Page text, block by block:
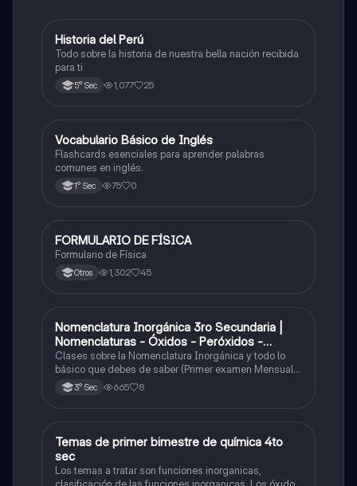
Ciencias Sociales
Historia del Perú
Todo sobre la historia de nuestra bella nación recibida
para ti
5° Sec 1,077 25
VInglés
Vocabulario Básico de Inglés
Flashcards esenciales para aprender palabras
comunes en inglés.
1° Sec 75 0
Física
FORMULARIO DE FÍSICA
Formulario de Física
Otros 1,302 45
Química
Nomenclatura Inorgánica 3ro Secundaria |
Nomenclaturas - Óxidos - Peróxidos -
Hidróxido o Bases
Clases sobre la Nomenclatura Inorgánica y todo lo
básico que debes de saber (Primer examen Mensual
2025)3° Sec 665 8
Química
Temas de primer bimestre de química 4to
sec
Los temas a tratar son funciones inorganicas,